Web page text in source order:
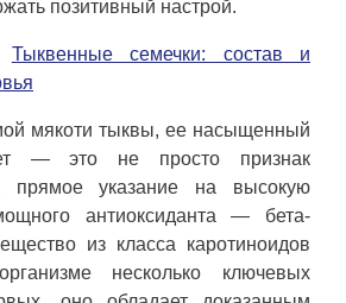
позитивный настрой.
Тыквенные семечки: состав и
мякоти тыквы, ее насыщенный
— это не просто признак
прямое указание на высокую
антиоксиданта — бета-
из класса каротиноидов
несколько ключевых